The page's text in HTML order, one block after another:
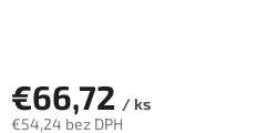
€66,72 / ks
€54,24 bez DPH